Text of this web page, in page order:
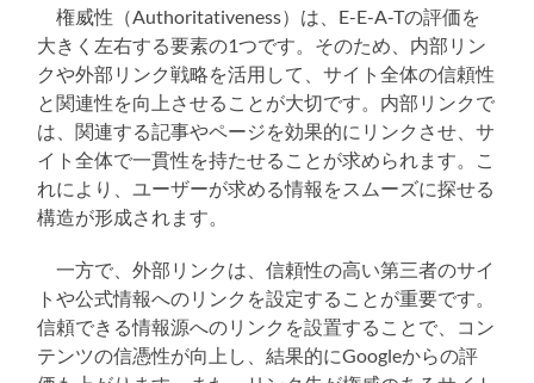
権威性（Authoritativeness）は、E-E-A-Tの評価を
大きく左右する要素の1つです。そのため、内部リン
クや外部リンク戦略を活用して、サイト全体の信頼性
と関連性を向上させることが大切です。内部リンクで
は、関連する記事やページを効果的にリンクさせ、サ
イト全体で一貫性を持たせることが求められます。こ
れにより、ユーザーが求める情報をスムーズに探せる
構造が形成されます。
一方で、外部リンクは、信頼性の高い第三者のサイ
トや公式情報へのリンクを設定することが重要です。
信頼できる情報源へのリンクを設置することで、コン
テンツの信憑性が向上し、結果的にGoogleからの評